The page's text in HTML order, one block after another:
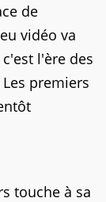
de
vidéo va
l'ère des
premiers
touche à sa